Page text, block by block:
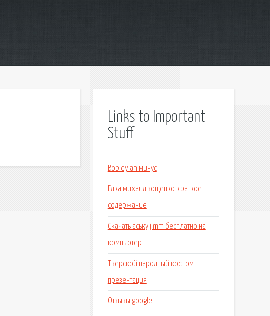
Links to Important
Stuff
Bob dylan минус
Елка михаил зощенко краткое
содержание
Скачать аську jimm бесплатно на
компьютер
Тверской народный костюм
презентация
Отзывы google